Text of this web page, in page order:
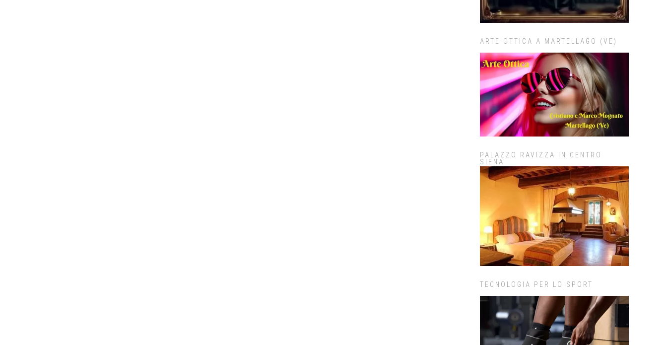
ARTE OTTICA A MARTELLAGO (VE)
PALAZZO RAVIZZA IN CENTRO
SIENA
TECNOLOGIA PER LO SPORT